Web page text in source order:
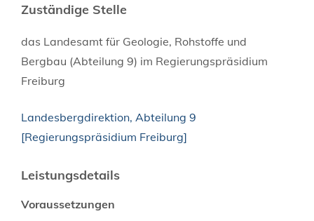
Zuständige Stelle
das Landesamt für Geologie, Rohstoffe und
Bergbau (Abteilung 9) im Regierungspräsidium
Freiburg
Landesbergdirektion, Abteilung 9
[Regierungspräsidium Freiburg]
Leistungsdetails
Voraussetzungen